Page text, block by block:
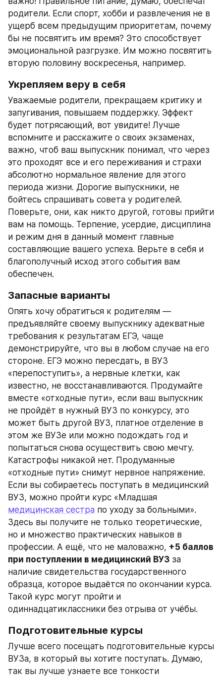
родители. Если спорт, хобби и развлечения не в
ущерб всем предыдущим приоритетам, почему
бы не посвятить им время? Это способствует
эмоциональной разгрузке. Им можно посвятить
вторую половину воскресенья, например.
Укрепляем веру в себя
Уважаемые родители, прекращаем критику и
запугивания, повышаем поддержку. Эффект
будет потрясающий, вот увидите! Лучше
вспомните и расскажите о своих экзаменах,
важно, чтоб ваш выпускник понимал, что через
это проходят все и его переживания и страхи
абсолютно нормальное явление для этого
периода жизни. Дорогие выпускники, не
бойтесь спрашивать совета у родителей.
Поверьте, они, как никто другой, готовы прийти
вам на помощь. Терпение, усердие, дисциплина
и режим дня в данный момент главные
составляющие вашего успеха. Верьте в себя и
благополучный исход этого события вам
обеспечен.
Запасные варианты
Опять хочу обратиться к родителям —
предъявляйте своему выпускнику адекватные
требования к результатам ЕГЭ, чаще
демонстрируйте, что вы в любом случае на его
стороне. ЕГЭ можно пересдать, в ВУЗ
«перепоступить», а нервные клетки, как
известно, не восстанавливаются. Продумайте
вместе «отходные пути», если ваш выпускник
не пройдёт в нужный ВУЗ по конкурсу, это
может быть другой ВУЗ, платное отделение в
этом же ВУЗе или можно подождать год и
попытаться снова осуществить свою мечту.
Катастрофы никакой нет. Продуманные
«отходные пути» снимут нервное напряжение.
Если вы собираетесь поступать в медицинский
медицинская сестра по уходу за больными».
Здесь вы получите не только теоретические,
но и множество практических навыков в
профессии. А ещё, что не маловажно, +5 баллов
при поступлении в медицинский ВУЗ за
наличие свидетельства государственного
образца, которое выдаётся по окончании курса.
Такой курс могут пройти и
одиннадцатиклассники без отрыва от учёбы.
Подготовительные курсы
Лучше всего посещать подготовительные курсы
ВУЗа, в который вы хотите поступать. Думаю,
так вы лучше узнаете все тонкости